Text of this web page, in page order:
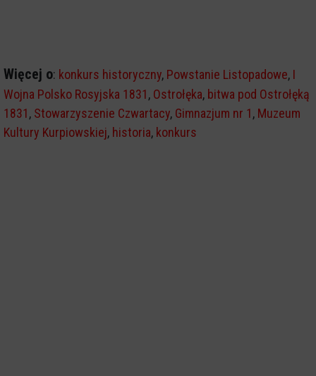
Więcej o: konkurs historyczny, Powstanie Listopadowe, I
Wojna Polsko Rosyjska 1831, Ostrołęka, bitwa pod Ostrołęką
1831, Stowarzyszenie Czwartacy, Gimnazjum nr 1, Muzeum
Kultury Kurpiowskiej, historia, konkurs